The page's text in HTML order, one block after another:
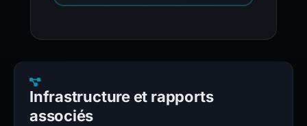
Infrastructure et rapports
associés